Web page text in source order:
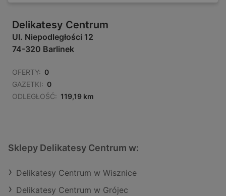
Delikatesy Centrum
Ul. Niepodległości 12
74-320 Barlinek
OFERTY: 0
GAZETKI: 0
ODLEGŁOŚĆ: 119,19 km
Sklepy Delikatesy Centrum w:
Delikatesy Centrum w Wisznice
Delikatesy Centrum w Grójec